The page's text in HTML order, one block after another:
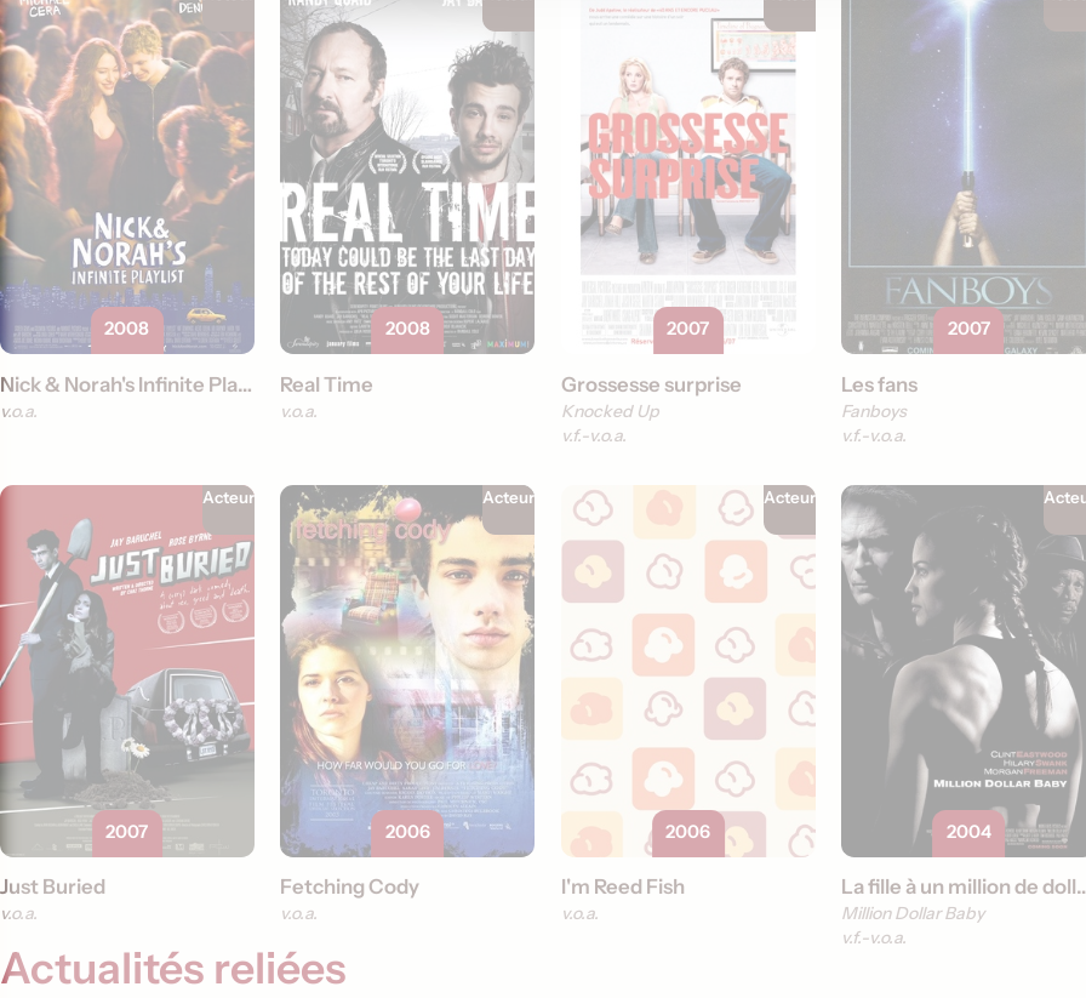
2008
Nick & Norah's Infinite Playlist
v.o.a.
2008
Real Time
v.o.a.
2007
Grossesse surprise
Knocked Up
v.f. v.o.a.
2007
Les fans
Fanboys
v.f. v.o.a.
Acteur
2007
Just Buried
v.o.a.
Acteur
2006
Fetching Cody
v.o.a.
Acteur
2006
I'm Reed Fish
v.o.a.
2004
La fille à
Million Dollar Baby
v.f. v.o.a.
Actualités reliées